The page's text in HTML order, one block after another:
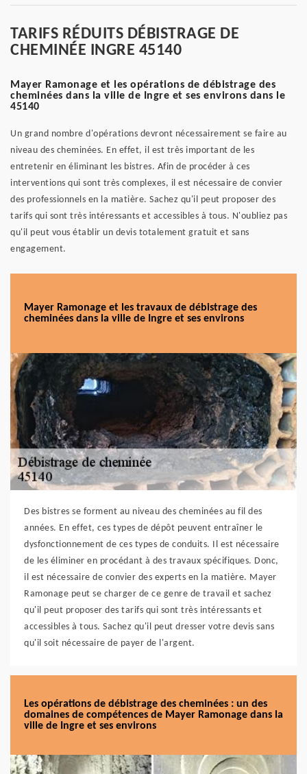
TARIFS RÉDUITS DÉBISTRAGE DE
CHEMINÉE INGRE 45140
Mayer Ramonage et les opérations de débistrage des
cheminées dans la ville de Ingre et ses environs dans le
45140
Un grand nombre d'opérations devront nécessairement se faire au
niveau des cheminées. En effet, il est très important de les
entretenir en éliminant les bistres. Afin de procéder à ces
interventions qui sont très complexes, il est nécessaire de convier
des professionnels en la matière. Sachez qu'il peut proposer des
tarifs qui sont très intéressants et accessibles à tous. N'oubliez pas
qu'il peut vous établir un devis totalement gratuit et sans
engagement.
Mayer Ramonage et les travaux de débistrage des
cheminées dans la ville de Ingre et ses environs
Des bistres se forment au niveau des cheminées au fil des
années. En effet, ces types de dépôt peuvent entraîner le
dysfonctionnement de ces types de conduits. Il est nécessaire
de les éliminer en procédant à des travaux spécifiques. Donc,
il est nécessaire de convier des experts en la matière. Mayer
Ramonage peut se charger de ce genre de travail et sachez
qu'il peut proposer des tarifs qui sont très intéressants et
accessibles à tous. Sachez qu'il peut dresser votre devis sans
qu'il soit nécessaire de payer de l'argent.
Les opérations de débistrage des cheminées : un des
domaines de compétences de Mayer Ramonage dans la
ville de Ingre et ses environs